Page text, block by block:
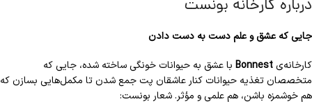
درباره کارخانه بونست
جایی که عشق و علم دست به دست دادن
کارخانه‌یBonnest با عشق به حیوانات خونگی ساخته شده، جایی که
متخصصان تغذیه حیوانات کنار عاشقان پت جمع شدن تا مکمل‌هایی بسازن که
هم خوشمزه باشن، هم علمی و مؤثر. شعار بونست: